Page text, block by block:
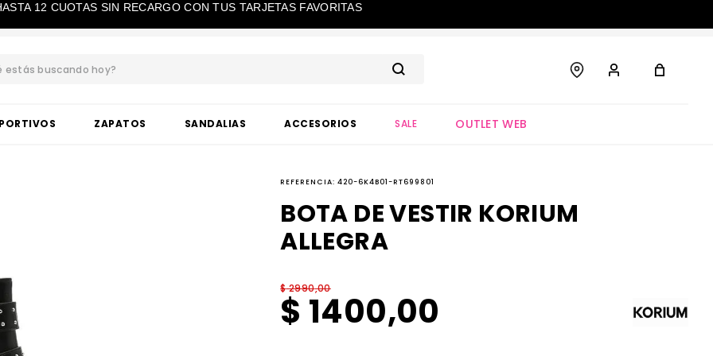
12 CUOTAS SIN RECARGO CON TUS TARJETAS FAVORITAS
ZAPATOS SANDALIAS ACCESORIOS SALE OUTLET WEB
REFERENCIA:420-6K4B01-RT699801
BOTA DE VESTIR KORIUM
ALLEGRA
$ 2990,00
$ 1400,00
taco